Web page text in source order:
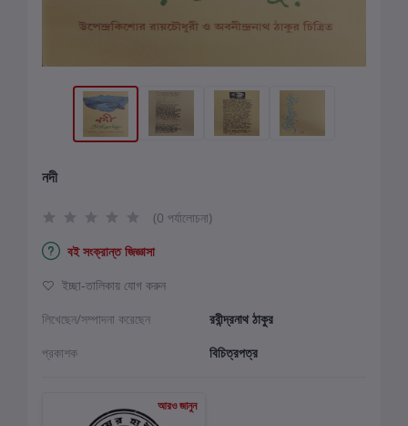
নদী
(0 পর্যালোচনা)
বই সংক্রান্ত জিজ্ঞাসা
ইচ্ছা-তালিকায় যোগ করুন
লিখেছেন/সম্পাদনা করেছেন
রবীন্দ্রনাথ ঠাকুর
প্রকাশক
বিচিত্রপত্র
আরও জানুন